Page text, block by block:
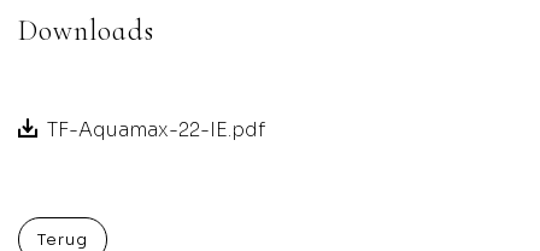
Downloads
TF-Aquamax-22-IE.pdf
Terug